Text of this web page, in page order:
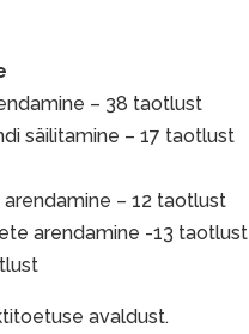
– 38 taotlust
säilitamine – 17 taotlust
– 12 taotlust
arendamine -13 taotlust
avaldust.